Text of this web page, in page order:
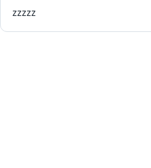
zzzzz